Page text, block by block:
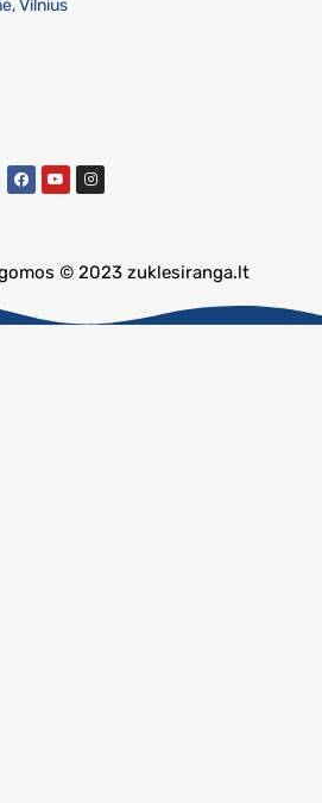
Vilnius
© 2023 zuklesiranga.lt